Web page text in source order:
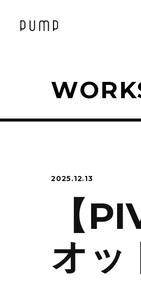
2025.12.13
【
オッ